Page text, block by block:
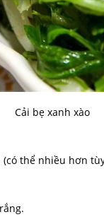
Cải bẹ xanh xào
thể nhiều hơn